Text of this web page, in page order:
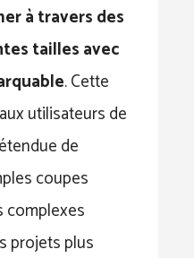
à travers des
tailles avec
. Cette
utilisateurs de
de
coupes
complexes
projets plus